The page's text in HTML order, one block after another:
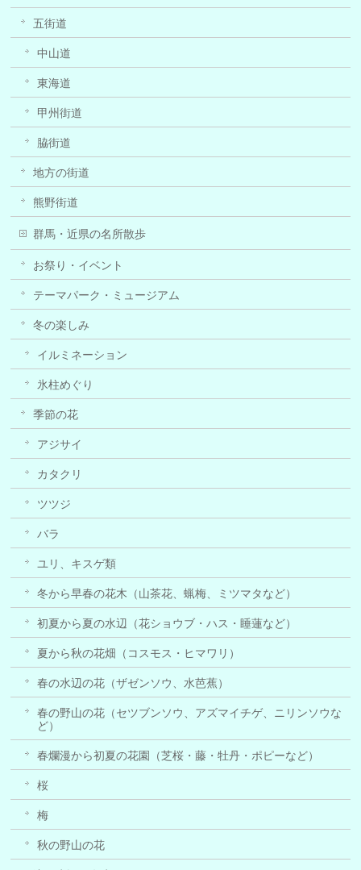
五街道
中山道
東海道
甲州街道
脇街道
地方の街道
熊野街道
群馬・近県の名所散歩
お祭り・イベント
テーマパーク・ミュージアム
冬の楽しみ
イルミネーション
氷柱めぐり
季節の花
アジサイ
カタクリ
ツツジ
バラ
ユリ、キスゲ類
冬から早春の花木（山茶花、蝋梅、ミツマタなど）
初夏から夏の水辺（花ショウブ・ハス・睡蓮など）
夏から秋の花畑（コスモス・ヒマワリ）
春の水辺の花（ザゼンソウ、水芭蕉）
春の野山の花（セツブンソウ、アズマイチゲ、ニリンソウな
ど）
春爛漫から初夏の花園（芝桜・藤・牡丹・ポピーなど）
桜
梅
秋の野山の花